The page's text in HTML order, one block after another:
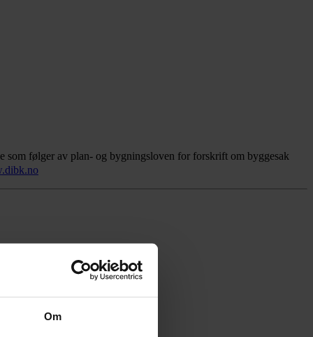
Om
som følger av plan- og bygningsloven for forskrift om byggesak